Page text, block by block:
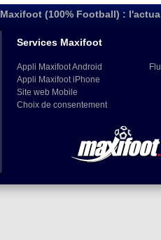
Maxifoot (100% Football) :
Services Maxifoot
Appli Maxifoot Android
Appli Maxifoot iPhone
Site web Mobile
Choix de consentement